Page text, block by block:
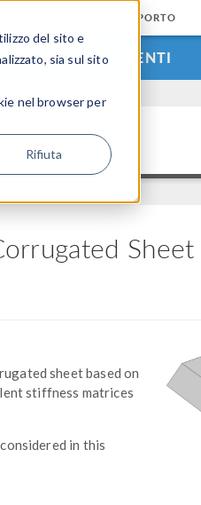
del sito e
sia sul sito
nel browser per
Rifiuta
CENTRO DI SUPPORTO
VIDEO EVENTI
Sheet
sheet based on
stiffness matrices
in this